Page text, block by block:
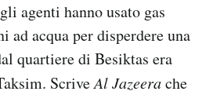
agenti hanno usato gas
ad acqua per disperdere una
quartiere di Besiktas era
ScriveAl Jazeerache